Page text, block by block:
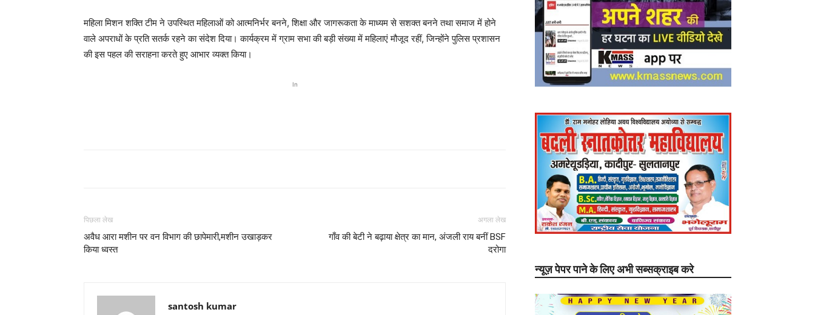
महिला मिशन शक्ति टीम ने उपस्थित महिलाओं को आत्मनिर्भर बनने, शिक्षा और जागरूकता के माध्यम से सशक्त बनने तथा समाज में होने
वाले अपराधों के प्रति सतर्क रहने का संदेश दिया। कार्यक्रम में ग्राम सभा की बड़ी संख्या में महिलाएं मौजूद रहीं, जिन्होंने पुलिस प्रशासन
की इस पहल की सराहना करते हुए आभार व्यक्त किया।
In
पिछला लेख
अवैध आरा मशीन पर वन विभाग की छापेमारी,मशीन उखाड़कर
किया ध्वस्त
अगला लेख
गाँव की बेटी ने बढ़ाया क्षेत्र का मान, अंजली राय बनीं BSF
दरोगा
santosh kumar
न्यूज़ पेपर पाने के लिए अभी सब्सक्राइब करे